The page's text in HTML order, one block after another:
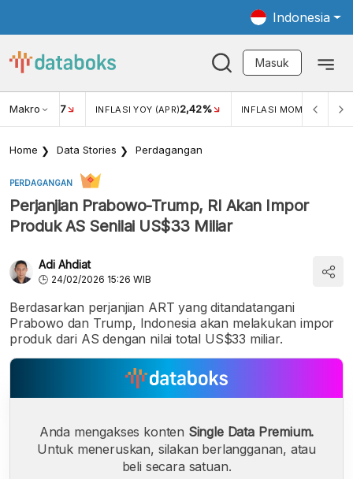
Indonesia
Masuk
Makro
USD/IDR 17 INFLASI YOY (APR)2,42% INFLASI MOM (MAR)
Home Data Stories Perdagangan
PERDAGANGAN
Perjanjian Prabowo-Trump, RI Akan Impor
Produk AS Senilai US$33 Miliar
Adi Ahdiat
24/02/2026 15:26 WIB
Berdasarkan perjanjian ART yang ditandatangani
Prabowo dan Trump, Indonesia akan melakukan impor
produk dari AS dengan nilai total US$33 miliar.
Anda mengakses konten Single Data Premium.
Untuk meneruskan, silakan berlangganan, atau
beli secara satuan.